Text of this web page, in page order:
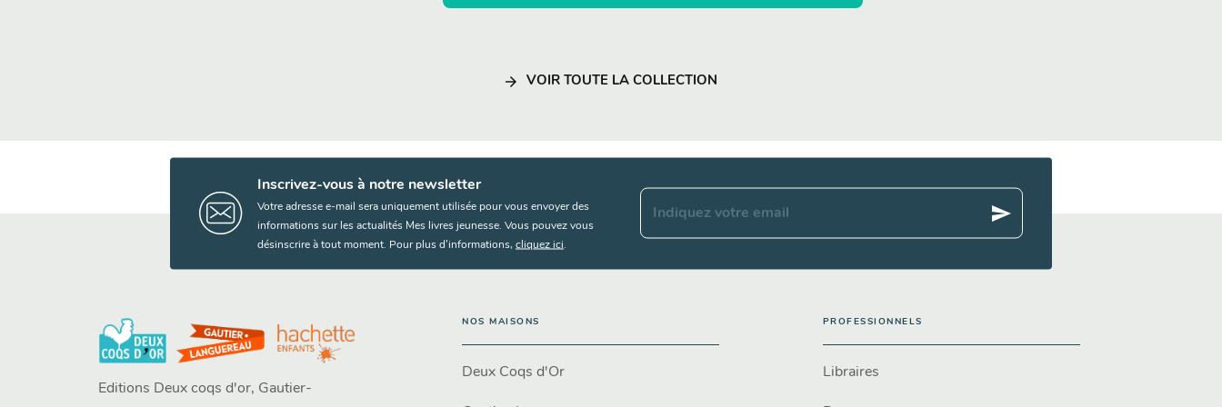
arrow_forward VOIR TOUTE LA COLLECTION
Inscrivez-vous à notre newsletter
Votre adresse e-mail sera uniquement utilisée pour vous envoyer des
informations sur les actualités Mes livres jeunesse. Vous pouvez vous
désinscrire à tout moment. Pour plus d’informations, cliquez ici
Indiquez votre email send
Editions Deux coqs d'or, Gautier-
NOS MAISONS
Deux Coqs d'Or
PROFESSIONNELS
Libraires